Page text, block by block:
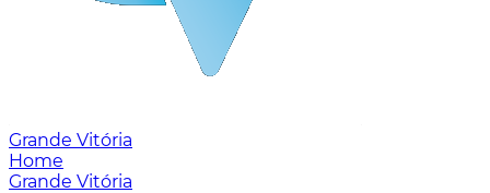
Grande Vitória
Home
Grande Vitória